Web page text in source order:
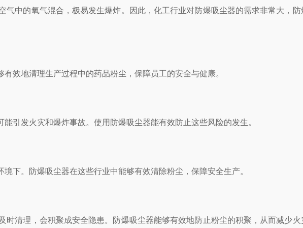
的氧气混合，极易发生爆炸。因此，化工行业对防爆吸尘器的需求非常大，防
地清理生产过程中的药品粉尘，保障员工的安全与健康。
发火灾和爆炸事故。使用防爆吸尘器能有效防止这些风险的发生。
。防爆吸尘器在这些行业中能够有效清除粉尘，保障安全生产。
理，会积聚成安全隐患。防爆吸尘器能够有效地防止粉尘的积聚，从而减少火